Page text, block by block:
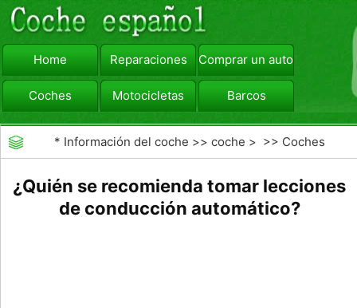
Home Reparaciones Comprar un automóvil
Coches Motocicletas Barcos
viajar Camiones
* Información del coche >>coche > >> Coches
¿Quién se recomienda tomar lecciones
de conducción automático?